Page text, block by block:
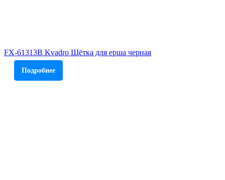
FX-61313B Kvadro Щётка для ерша черная
Подробнее